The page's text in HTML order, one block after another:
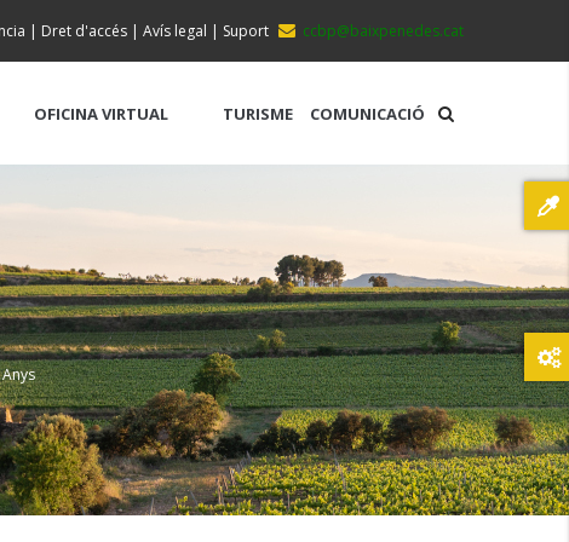
ccbp@baixpenedes.cat
| Dret d'accés | Avís legal | Suport
OFICINA VIRTUAL TURISME COMUNICACIÓ